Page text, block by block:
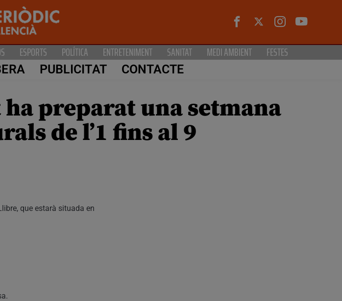
ESPORTS POLÍTICA ENTRETENIMENT SANITAT MEDI AMBIENT FESTES
PUBLICITAT CONTACTE
preparat una setmana
de l’1 fins al 9
que estarà situada en